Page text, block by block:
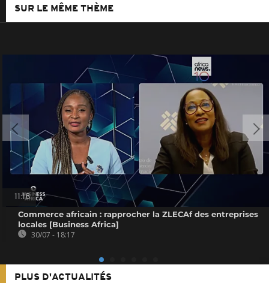
SUR LE MÊME THÈME
11:18
Commerce africain : rapprocher la ZLECAf des entreprises
locales [Business Africa]
30/07 - 18:17
PLUS D'ACTUALITÉS